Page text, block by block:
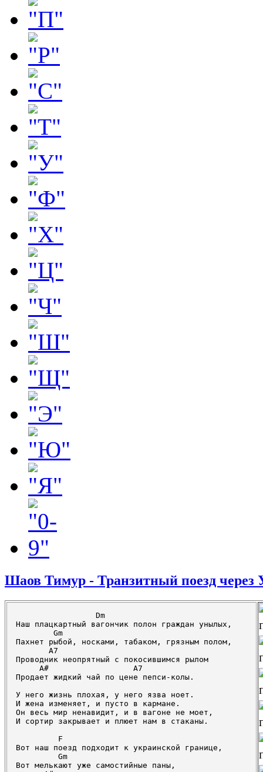
Шаов Тимур - Транзитный поезд через
Наш плацкартный вагончик полон граждан унылых,
        Gm
Пахнет рыбой, носками, табаком, грязным полом,
       A7
Проводник неопрятный с покосившимся рылом
     A#                  A7
Продает жидкий чай по цене пепси-колы.
У него жизнь плохая, у него язва ноет.
И жена изменяет, и пусто в кармане.
Он весь мир ненавидит, и в вагоне не моет,
И сортир закрывает и плюет нам в стаканы.
         F
Вот наш поезд подходит к украинской границе,
         Gm
Вот мелькают уже самостийные паны,